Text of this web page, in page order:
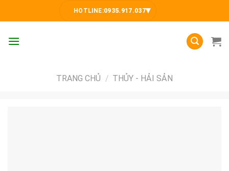
HOTLINE:0935.917.037▾
TRANG CHỦ / THỦY - HẢI SẢN